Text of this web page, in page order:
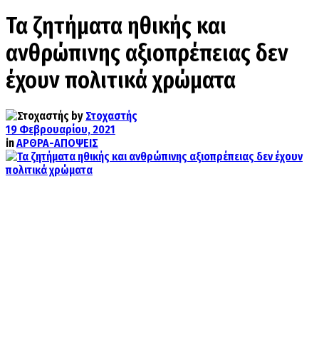
Τα ζητήματα ηθικής και
ανθρώπινης αξιοπρέπειας δεν
έχουν πολιτικά χρώματα
by Στοχαστής
19 Φεβρουαρίου, 2021
inΑΡΘΡΑ-ΑΠΟΨΕΙΣ